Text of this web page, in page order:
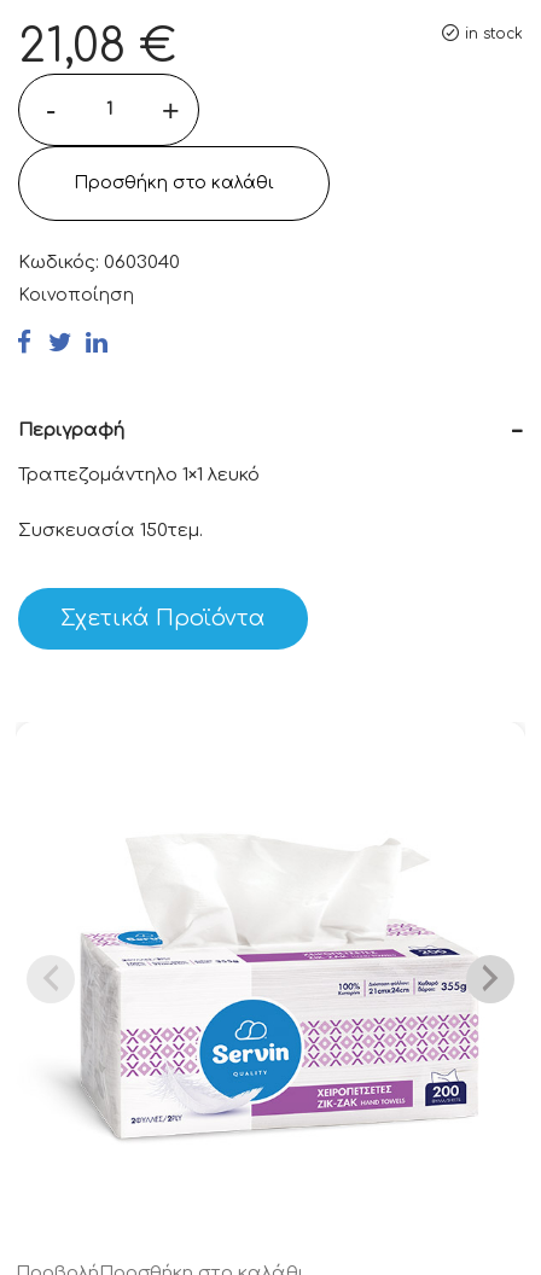
in stock
21,08 €
- +
Προσθήκη στο καλάθι
Κωδικός: 0603040
Κοινοποίηση
Περιγραφή
Τραπεζομάντηλο 1×1 λευκό
Συσκευασία 150τεμ.
Σχετικά Προϊόντα